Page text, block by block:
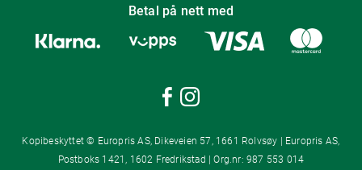
Betal på nett med
Kopibeskyttet © Europris AS, Dikeveien 57, 1661 Rolvsøy | Europris AS,
Postboks 1421, 1602 Fredrikstad | Org.nr: 987 553 014